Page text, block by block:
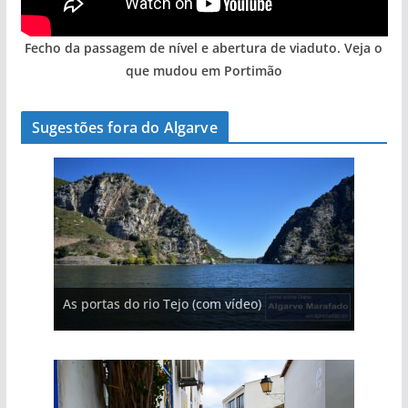
Fecho da passagem de nível e abertura de viaduto. Veja o
que mudou em Portimão
Sugestões fora do Algarve
As portas do rio Tejo (com vídeo)
A aldeia mais portuguesa de Portugal (com
vídeo)
A piscina natural com cascata